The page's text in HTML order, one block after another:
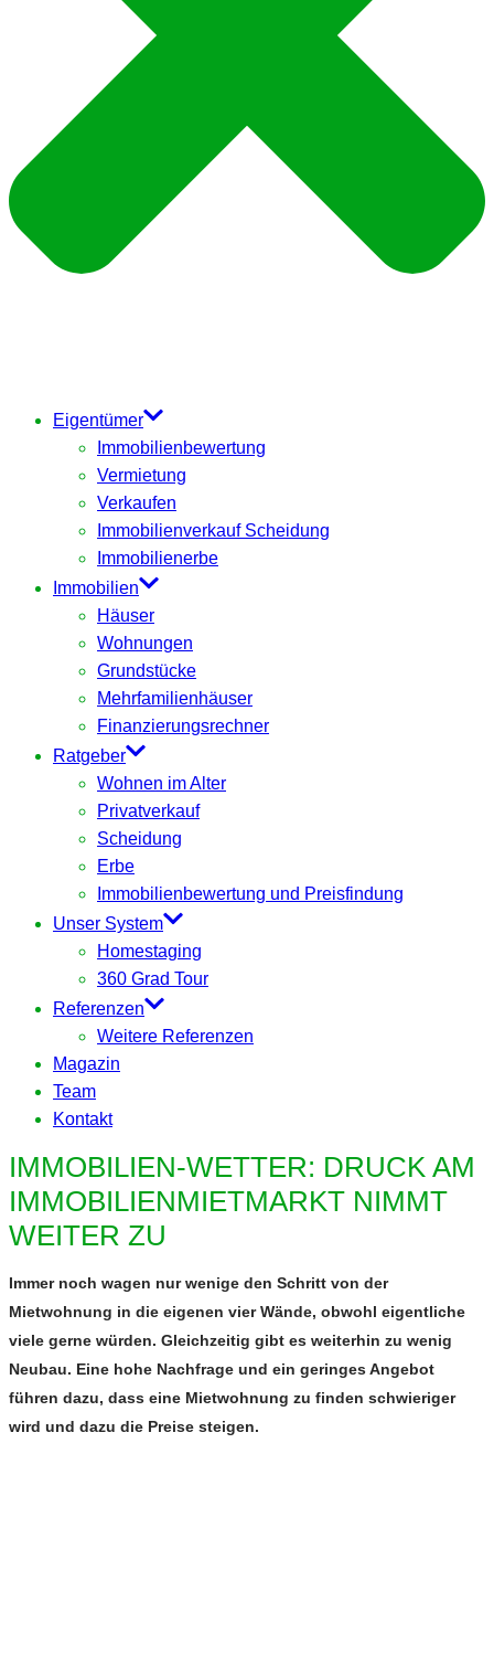
Eigentümer
Immobilienbewertung
Vermietung
Verkaufen
Immobilienverkauf Scheidung
Immobilienerbe
Immobilien
Häuser
Wohnungen
Grundstücke
Mehrfamilienhäuser
Finanzierungsrechner
Ratgeber
Wohnen im Alter
Privatverkauf
Scheidung
Erbe
Immobilienbewertung und Preisfindung
Unser System
Homestaging
360 Grad Tour
Referenzen
Weitere Referenzen
Magazin
Team
Kontakt
IMMOBILIEN-WETTER: DRUCK AM
IMMOBILIENMIETMARKT NIMMT
WEITER ZU
Immer noch wagen nur wenige den Schritt von der
Mietwohnung in die eigenen vier Wände, obwohl eigentliche
viele gerne würden. Gleichzeitig gibt es weiterhin zu wenig
Neubau. Eine hohe Nachfrage und ein geringes Angebot
führen dazu, dass eine Mietwohnung zu finden schwieriger
wird und dazu die Preise steigen.